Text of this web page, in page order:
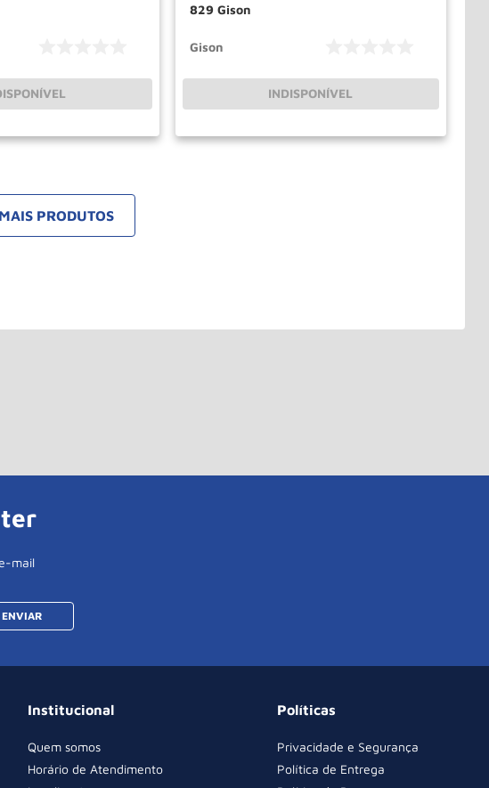
829 Gison
Gison
INDISPONÍVEL
mail
ENVIAR
Institucional
Quem somos
Horário de Atendimento
Políticas
Privacidade e Segurança
Política de Entrega